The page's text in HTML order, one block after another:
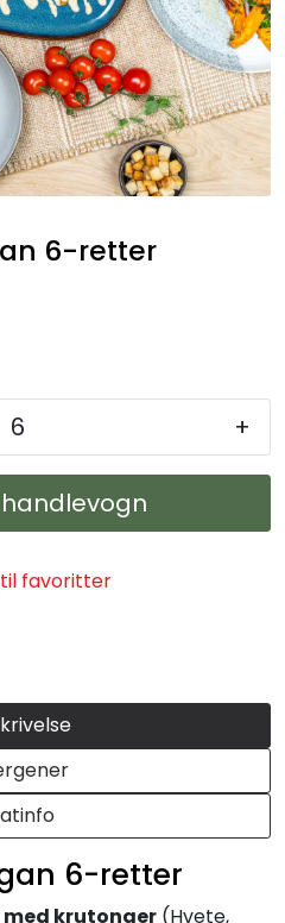
6-retter
+
handlevogn
til favoritter
6-retter
krutonger (Hvete,